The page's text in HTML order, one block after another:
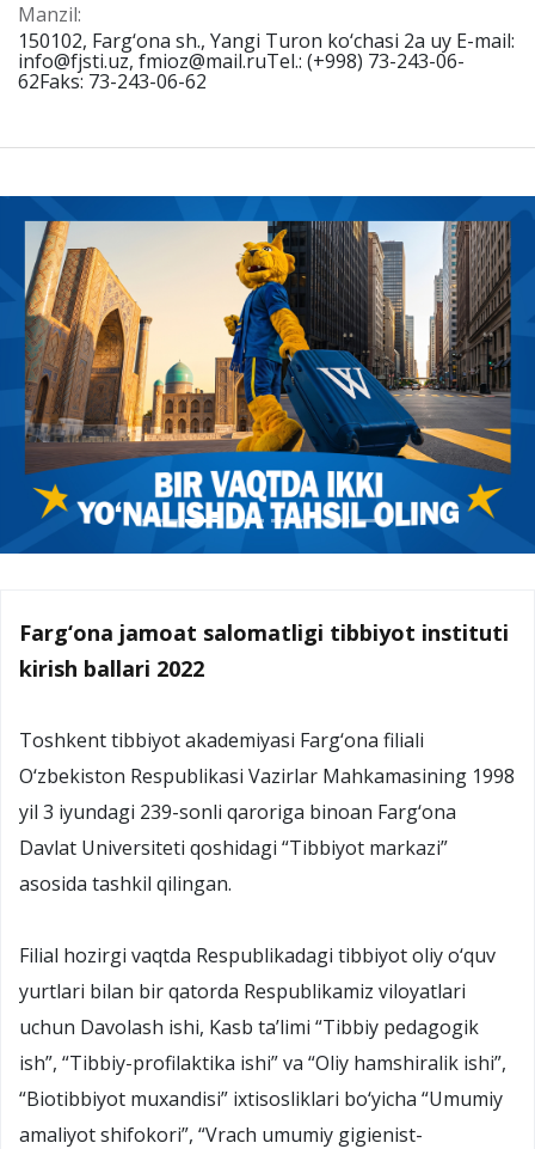
Manzil:
150102, Farg‘ona sh., Yangi Turon ko‘chasi 2a uy E-mail:
info@fjsti.uz, fmioz@mail.ruTel.: (+998) 73-243-06-
62Faks: 73-243-06-62
Farg‘ona jamoat salomatligi tibbiyot instituti
kirish ballari 2022
Toshkent tibbiyot akademiyasi Farg‘ona filiali
O‘zbekiston Respublikasi Vazirlar Mahkamasining 1998
yil 3 iyundagi 239-sonli qaroriga binoan Farg‘ona
Davlat Universiteti qoshidagi “Tibbiyot markazi”
asosida tashkil qilingan.
Filial hozirgi vaqtda Respublikadagi tibbiyot oliy o‘quv
yurtlari bilan bir qatorda Respublikamiz viloyatlari
uchun Davolash ishi, Kasb ta’limi “Tibbiy pedagogik
ish”, “Tibbiy-profilaktika ishi” va “Oliy hamshiralik ishi”,
“Biotibbiyot muxandisi” ixtisosliklari bo‘yicha “Umumiy
amaliyot shifokori”, “Vrach umumiy gigienist-